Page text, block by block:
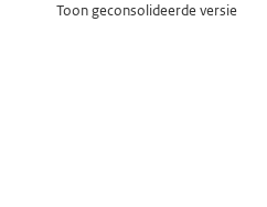
Toon geconsolideerde versie